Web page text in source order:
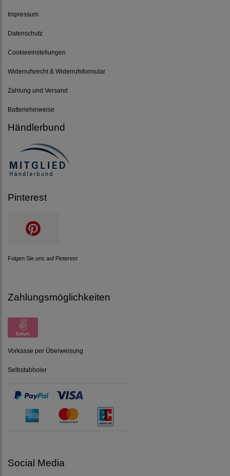
Impressum
Datenschutz
Cookieeinstellungen
Widerrufsrecht & Widerrufsformular
Zahlung und Versand
Batteriehinweise
Händlerbund
Pinterest
Folgen Sie uns auf Pinterest
Zahlungsmöglichkeiten
Vorkasse per Überweisung
Selbstabholer
Social Media